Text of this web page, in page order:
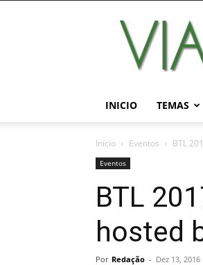
INICIO TEMAS
Início Eventos BTL
Eventos
BTL
hosted
Por Redação - Dez 13, 2016